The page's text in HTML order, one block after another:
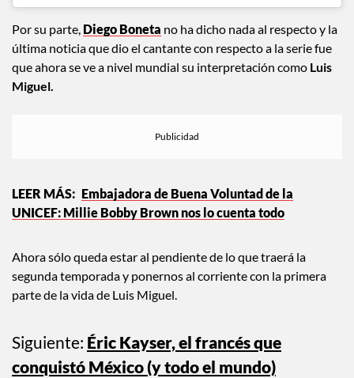
Por su parte, Diego Boneta no ha dicho nada al respecto y la
última noticia que dio el cantante con respecto a la serie fue
que ahora se ve a nivel mundial su interpretación como Luis
Miguel.
Embajadora de Buena Voluntad de la
UNICEF: Millie Bobby Brown nos lo cuenta todo
Ahora sólo queda estar al pendiente de lo que traerá la
segunda temporada y ponernos al corriente con la primera
parte de la vida de Luis Miguel.
Siguiente: Éric Kayser, el francés que
conquistó México (y todo el mundo)